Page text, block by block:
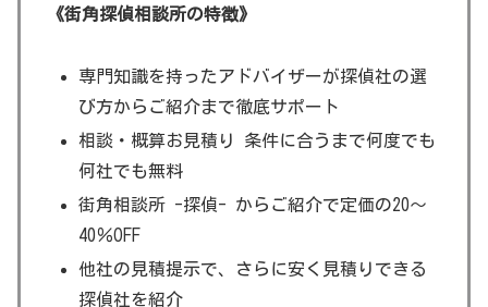
《街角探偵相談所の特徴》
専門知識を持ったアドバイザーが探偵社の選
び方からご紹介まで徹底サポート
相談・概算お見積り 条件に合うまで何度でも
何社でも無料
街角相談所 -探偵- からご紹介で定価の20～
40％OFF
他社の見積提示で、さらに安く見積りできる
探偵社を紹介